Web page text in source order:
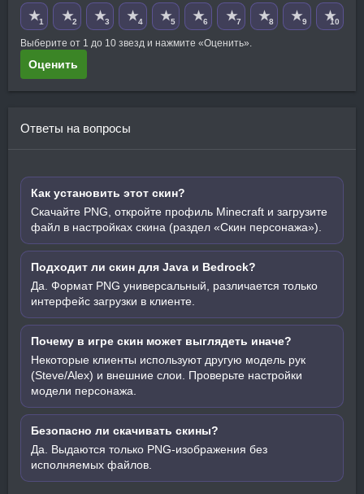
★1 ★2 ★3 ★4 ★5 ★6 ★7 ★8 ★9 ★10
Выберите от 1 до 10 звезд и нажмите «Оценить».
Оценить
Ответы на вопросы
Как установить этот скин?
Скачайте PNG, откройте профиль Minecraft и загрузите
файл в настройках скина (раздел «Скин персонажа»).
Подходит ли скин для Java и Bedrock?
Да. Формат PNG универсальный, различается только
интерфейс загрузки в клиенте.
Почему в игре скин может выглядеть иначе?
Некоторые клиенты используют другую модель рук
(Steve/Alex) и внешние слои. Проверьте настройки
модели персонажа.
Безопасно ли скачивать скины?
Да. Выдаются только PNG-изображения без
исполняемых файлов.